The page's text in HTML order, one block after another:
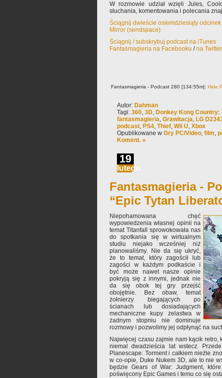
W rozmowie udział wzięli Jules,
słuchania, komentowania i polecania
Ściągnij dwieście osiemdziesiąty
Mirror (sendspace)
Ściągnij / subskrybuj podcast na iTunes
Fantasmagieria na Facebooku /na
Fantasmagieria - Podcast 280 [134:55m]: Hide
Autor: Dahman
Tagi: 360, 3D, Donkey Kong Country:
fantasmagieria, Grawitacja, LG
podcast, PS4, Thief, Wii U, Xbox
Opublikowane w Gry PC/Video, film,
Koment. »
19
lutego
Fantasmagieria -
“Epic Tytan
Niepohamowana chęć
wypowiedzenia własnej opinii na
temat Titanfall sprowokowała nas
do spotkania się w wirtualnym
studiu niejako wcześniej niż
planowaliśmy. Nie da się ukryć,
że to temat, który zagościł lub
zagości w każdym podkaście i
być może nawet nasze opinie
pokryją się z innymi, jednak nie
da się obok tej gry przejść
obojętnie. Bez obaw, temat
żołnierzy biegających po
ścianach lub dosiadających
mechaniczne kupy żelastwa w
żadnym stopniu nie dominuje
rozmowy i pozwolimy jej odpłynąć na
Najwięcej czasu zajmie nam kącik retro,
niemal dwadzieścia lat wstecz.
Planescape: Torment i całkiem nieźle
w co-opie, Duke Nukem 3D, ale to nie
będzie Gears of War: Judgment,
poświęcony Epic Games i temu co się